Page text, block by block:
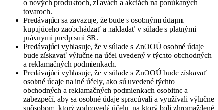
o nových produktoch, zľavách a akciách na ponúkaných
tovaroch.
Predávajúci sa zaväzuje, že bude s osobnými údajmi
kupujúceho zaobchádzať a nakladať v súlade s platnými
právnymi predpismi SR.
Predávajúci vyhlasuje, že v súlade s ZnOOÚ osobné údaje
bude získavať výlučne na účel uvedený v týchto obchodných
a reklamačných podmienkach.
Predávajúci vyhlasuje, že v súlade s ZnOOÚ bude získavať
osobné údaje na iné účely, ako sú uvedené týchto
obchodných a reklamačných podmienkach osobitne a
zabezpečí, aby sa osobné údaje spracúvali a využívali výlučne
spôsobom, ktorý zodpovedá účelu, na ktorý boli zhromaždené